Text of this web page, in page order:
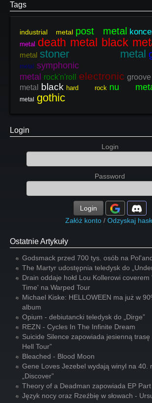
Tags
industrial metal post metal
metal death metal black
metal stoner metal
metal
symphonic
metal rock'n'roll electronic groove
metal
black hard rock nu
metal
gothic
Login
Login
Password
Login
Załóż konto / Odzyskaj
Ostatnie Artykuły
Godsmack przed 700 tys. osób na
The Martyr udostępnia teledysk do
Drain oddaje hołd Lou Kollerowi
Time' na Warped Tour
Michael Kiske: HELLOWEEN ma już w
album
Opium - debiutancki teledysk do „Dirge”
REZN - Cycles In The Infinite Dream
Suicide Silence zapowiada jesienną trasę
Hell Tour”
Bleached - Blood Moon
Gene Loves Jezebel wydają winyl na 40.
„Discover”
Theory of a Deadman zapowiada EP
Język nocy oraz Rzeźbię w słowach -